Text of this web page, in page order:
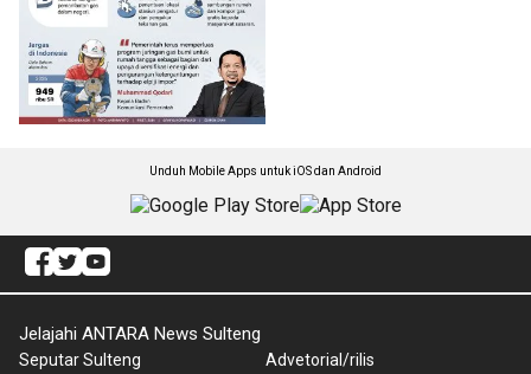
Unduh Mobile Apps untuk iOS dan Android
Jelajahi ANTARA News Sulteng
Seputar Sulteng
Advetorial/rilis